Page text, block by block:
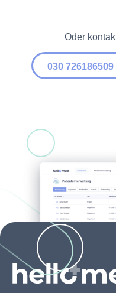
Oder
030 726186509